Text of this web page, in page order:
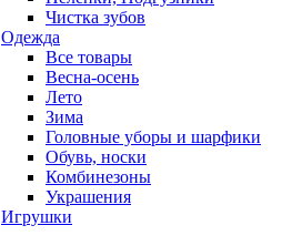
Чистка зубов
Одежда
Все товары
Весна-осень
Лето
Зима
Головные уборы и шарфики
Обувь, носки
Комбинезоны
Украшения
Игрушки